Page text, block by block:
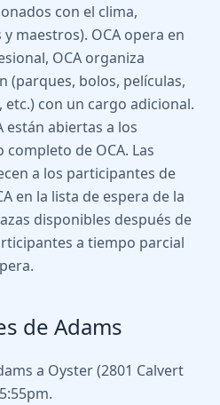
con el clima,
maestros). OCA opera en
OCA organiza
(parques, bolos, películas,
con un cargo adicional.
están abiertas a los
de OCA. Las
a los participantes de
en la lista de espera de la
disponibles después de
a tiempo parcial
de Adams
a Oyster (2801 Calvert